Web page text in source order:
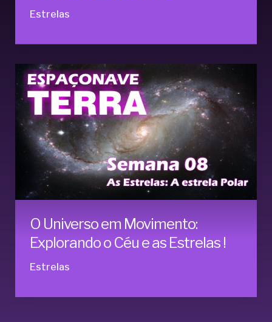
Estrelas
O Universo em Movimento:
Explorando o Céu e as Estrelas !
Estrelas